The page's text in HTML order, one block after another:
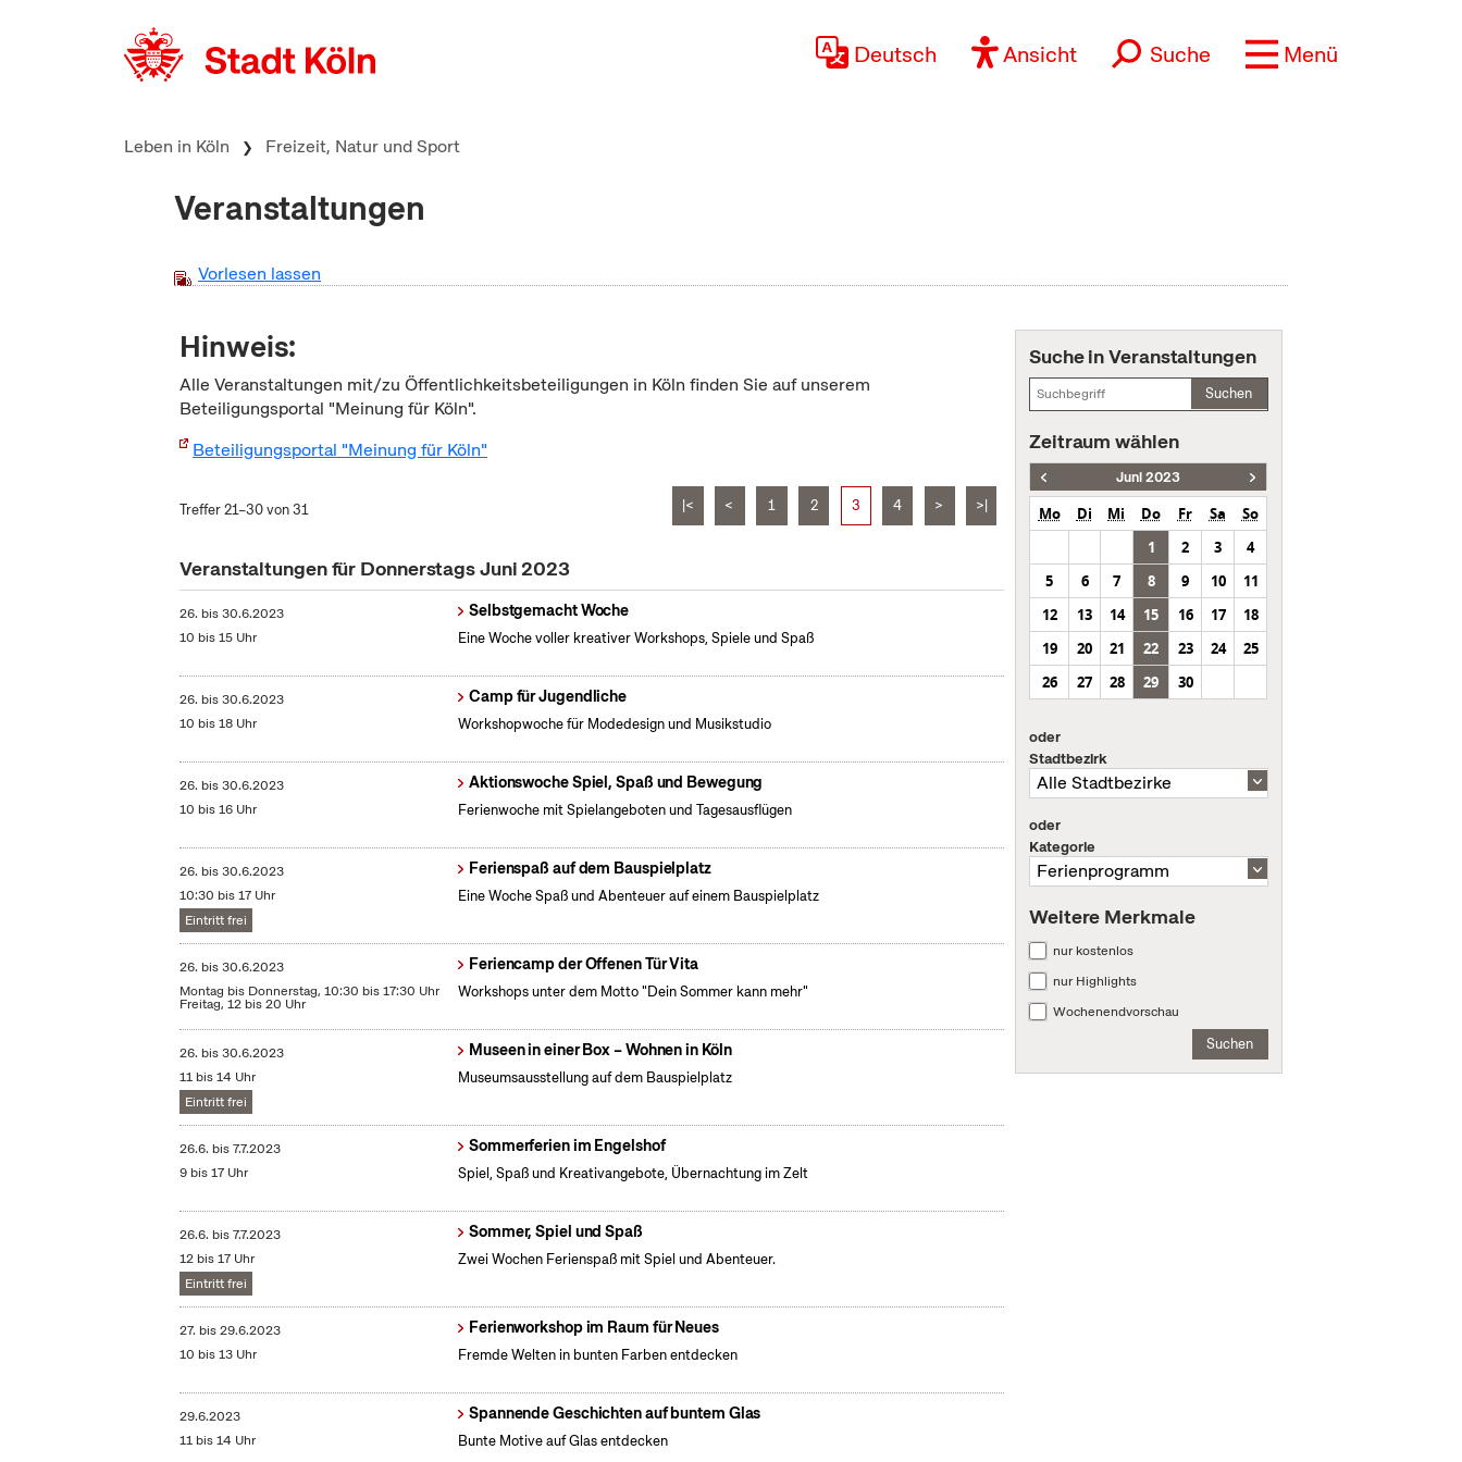
Deutsch Ansicht Suche Menü
Leben in Köln Freizeit, Natur und Sport
Veranstaltungen
Vorlesen lassen
Hinweis:
Alle Veranstaltungen mit/zu Öffentlichkeitsbeteiligungen in Köln finden Sie auf unserem
Beteiligungsportal "Meinung für Köln".
Beteiligungsportal "Meinung für Köln"
Treffer 21–30 von 31 |< < 1 2 3 4 > >|
Veranstaltungen für Donnerstags Juni 2023
26. bis30.6.2023
10 bis 15 Uhr
Selbstgemacht Woche
Eine Woche voller kreativer Workshops, Spiele und Spaß
26. bis30.6.2023
10 bis 18 Uhr
Camp für Jugendliche
Workshopwoche für Modedesign und Musikstudio
26. bis30.6.2023
10 bis 16 Uhr
Aktionswoche Spiel, Spaß und Bewegung
Ferienwoche mit Spielangeboten und Tagesausflügen
26. bis30.6.2023
10:30 bis 17 Uhr
Eintritt frei
Ferienspaß auf dem Bauspielplatz
Eine Woche Spaß und Abenteuer auf einem Bauspielplatz
26. bis30.6.2023
Montag bis Donnerstag, 10:30 bis 17:30 Uhr
Freitag, 12 bis 20 Uhr
Feriencamp der Offenen Tür Vita
Workshops unter dem Motto "Dein Sommer kann mehr"
26. bis30.6.2023
11 bis 14 Uhr
Eintritt frei
Museen in einer Box – Wohnen in Köln
Museumsausstellung auf dem Bauspielplatz
26.6. bis7.7.2023
9 bis 17 Uhr
Sommerferien im Engelshof
Spiel, Spaß und Kreativangebote, Übernachtung im Zelt
26.6. bis7.7.2023
12 bis 17 Uhr
Eintritt frei
Sommer, Spiel und Spaß
Zwei Wochen Ferienspaß mit Spiel und Abenteuer.
27. bis29.6.2023
10 bis 13 Uhr
Ferienworkshop im Raum für Neues
Fremde Welten in bunten Farben entdecken
29.6.2023
11 bis 14 Uhr
Spannende Geschichten auf buntem Glas
Bunte Motive auf Glas entdecken
Suche in Veranstaltungen
Suchen
Zeitraum wählen
Juni 2023
Mo Di Mi Do Fr Sa
So
1
2 3
4
5
6 7 8 9 10
11
12
13 14 15 16 17
18
19
20 21 22 23 24
25
26
27 28 29 30
oder
Stadtbezirk
oder
Kategorie
Weitere Merkmale
nur kostenlos
nur Highlights
Wochenendvorschau
Suchen